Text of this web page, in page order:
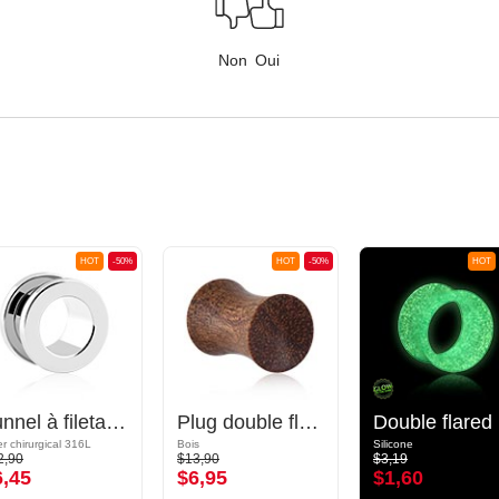
Non Oui
-50%
HOT
Tunnel à filetage (acier chirurgical, argent)
chirurgical 316L
-50%
HOT
Plug double flared (bois) avec avant concave
Bois
$13,90
$6,95
HOT
Silicone
$3,19
$1,60